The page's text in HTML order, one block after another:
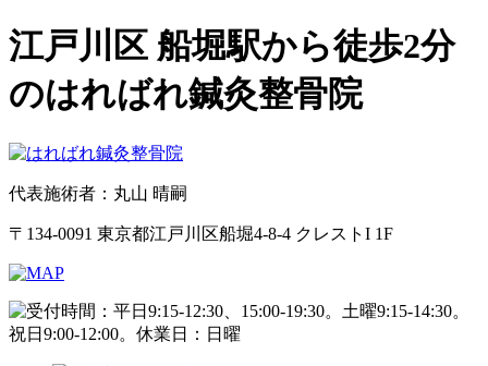
江戸川区 船堀駅から徒歩2分
のはればれ鍼灸整骨院
代表施術者：丸山 晴嗣
〒134-0091 東京都江戸川区船堀4-8-4 クレストI 1F